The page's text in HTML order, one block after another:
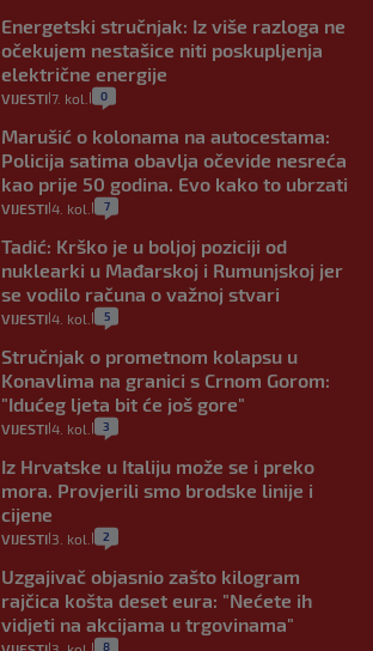
Energetski stručnjak: Iz više razloga ne
očekujem nestašice niti poskupljenja
električne energije
VIJESTI 7. kol. 0
Marušić o kolonama na autocestama:
Policija satima obavlja očevide nesreća
kao prije 50 godina. Evo kako to ubrzati
VIJESTI 4. kol. 7
Tadić: Krško je u boljoj poziciji od
nuklearki u Mađarskoj i Rumunjskoj jer
se vodilo računa o važnoj stvari
VIJESTI 4. kol. 5
Stručnjak o prometnom kolapsu u
Konavlima na granici s Crnom Gorom:
"Idućeg ljeta bit će još gore"
VIJESTI 4. kol. 3
Iz Hrvatske u Italiju može se i preko
mora. Provjerili smo brodske linije i
cijene
VIJESTI 3. kol. 2
Uzgajivač objasnio zašto kilogram
rajčica košta deset eura: "Nećete ih
vidjeti na akcijama u trgovinama"
8